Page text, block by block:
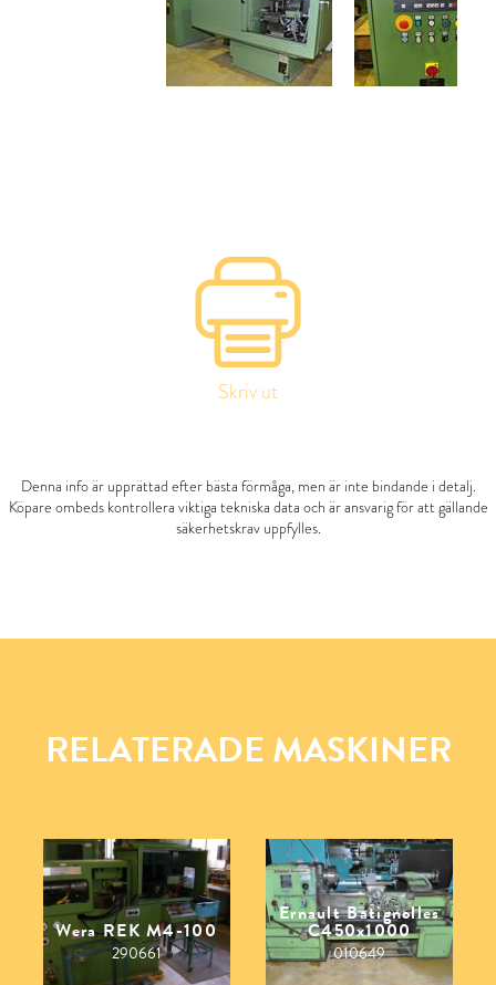
Skriv ut
Denna info är upprättad efter bästa förmåga, men är inte bindande i detalj.
Köpare ombeds kontrollera viktiga tekniska data och är ansvarig för att gällande
säkerhetskrav uppfylles.
RELATERADE MASKINER
Wera REK M4-100
290661
Ernault Batignolles
C450x1000
010649